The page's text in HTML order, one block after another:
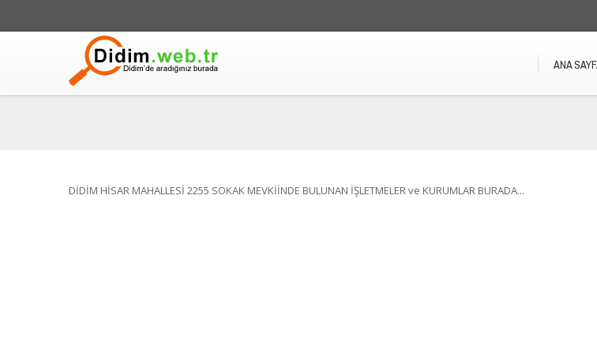
ANA
DİDİM HİSAR MAHALLESİ 2255 SOKAK MEVKİİNDE BULUNAN İŞLETMELER ve KURUMLAR BURADA...